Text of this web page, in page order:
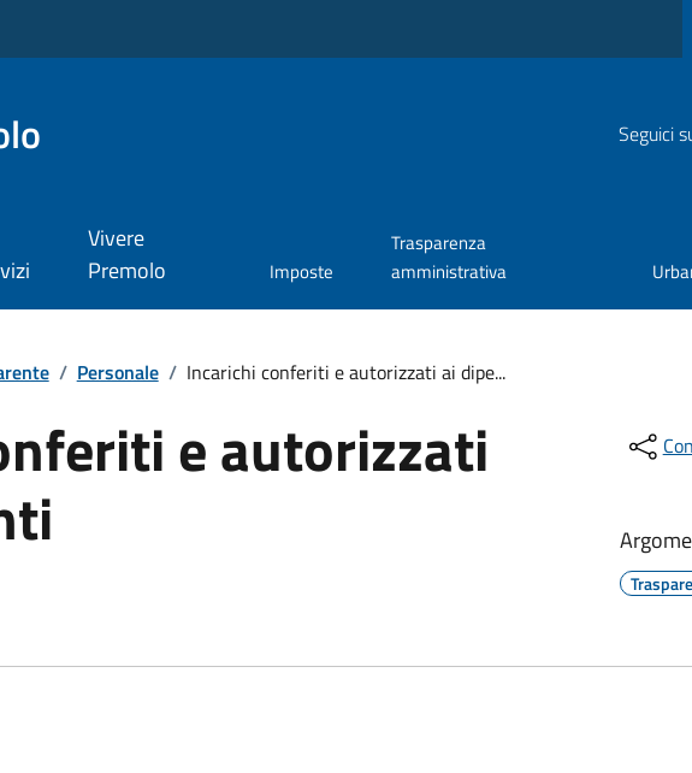
Seguici
Vivere
Premolo
Imposte
Trasparenza
amministrativa
/ Personale / Incarichi conferiti e autorizzati ai dipe...
e autorizzati